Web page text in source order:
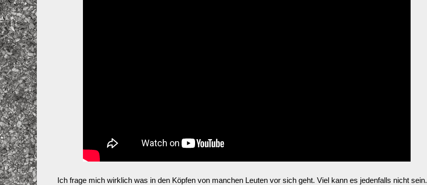
Ich frage mich wirklich was in den Köpfen von manchen Leuten vor sich geht. Viel kann es jedenfalls nicht sein.